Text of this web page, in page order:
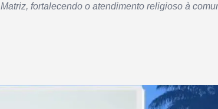
fortalecendo o atendimento religioso à